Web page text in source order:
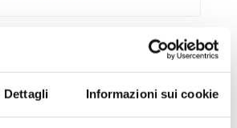
Dettagli Informazioni sui cookie